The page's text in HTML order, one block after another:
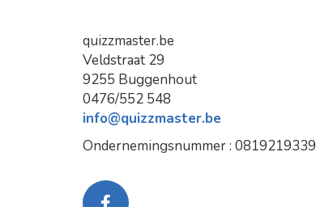
quizzmaster.be
Veldstraat 29
9255 Buggenhout
0476/552 548
info@quizzmaster.be
Ondernemingsnummer : 0819219339